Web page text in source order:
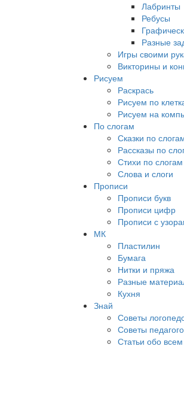
Лабринты
Ребусы
Разные
Игры своими
Викторины и
Рисуем
Раскрась
Рисуем по
Рисуем на
По слогам
Сказки по
Рассказы по
Стихи по слогам
Слова и слоги
Прописи
Прописи букв
Прописи цифр
Прописи с
МК
Пластилин
Бумага
Нитки и пряжа
Разные
Кухня
Знай
Советы
Советы
Статьи обо всем